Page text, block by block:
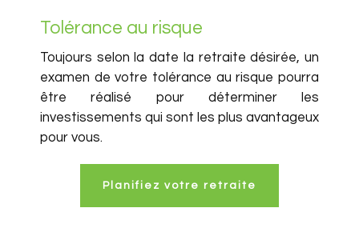
Tolérance au risque
Toujours selon la date la retraite désirée, un
examen de votre tolérance au risque pourra
être réalisé pour déterminer les
investissements qui sont les plus avantageux
pour vous.
Planifiez votre retraite